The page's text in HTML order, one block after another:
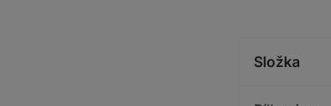
Složka